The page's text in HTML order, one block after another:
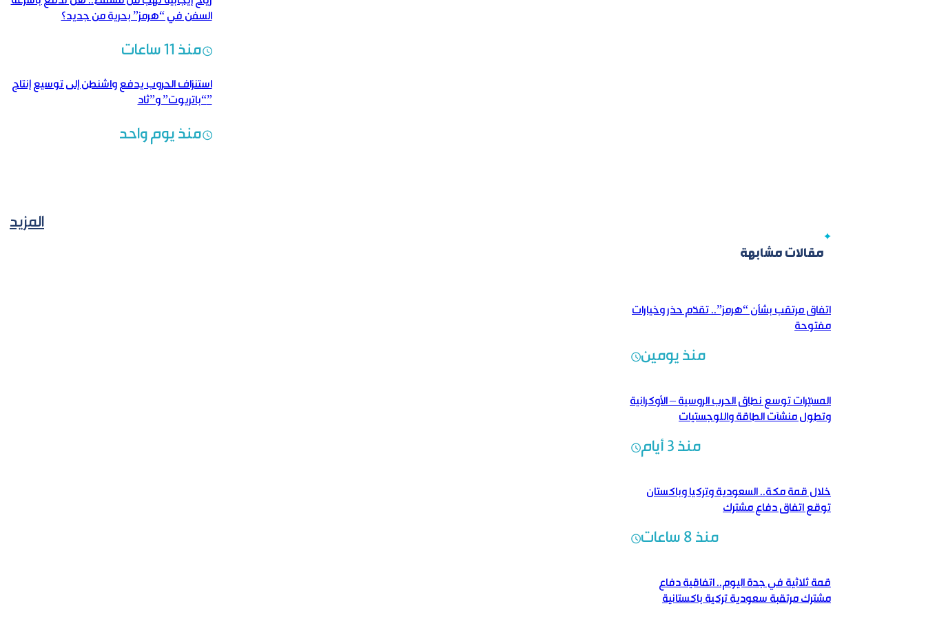
السفن في “هرمز” بحرية من جديد؟
منذ 11 ساعات
استنزاف الحروب يدفع واشنطن إلى توسيع إنتاج
“باتريوت” و”ثاد”
منذ يوم واحد
المزيد
مقالات مشابهة
اتفاق مرتقب بشأن “هرمز”.. تقدّم حذر وخيارات
مفتوحة
منذ يومين
المسيّرات توسع نطاق الحرب الروسية – الأوكرانية
وتطول منشآت الطاقة واللوجستيات
منذ 3 أيام
خلال قمة مكة.. السعودية وتركيا وباكستان
توقع اتفاق دفاع مشترك
منذ 8 ساعات
قمة ثلاثية في جدة اليوم.. اتفاقية دفاع
مشترك مرتقبة سعودية تركية باكستانية